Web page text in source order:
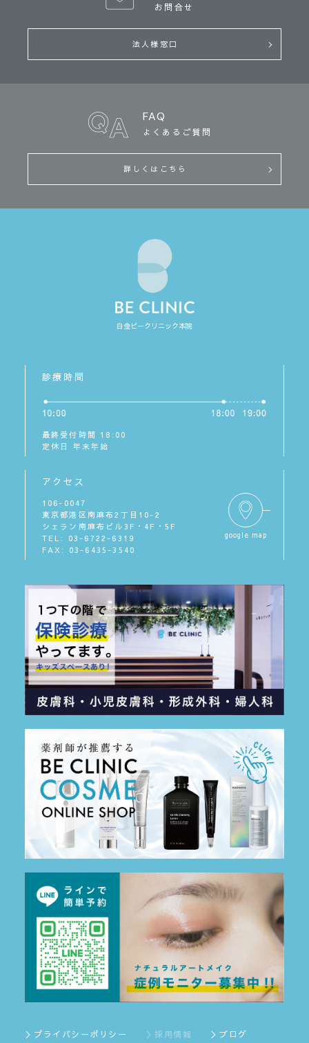
お問合せ
法人様窓口
FAQ
よくあるご質問
詳しくはこちら
白金ビークリニック本院
診療時間
最終受付時間 18:00
定休日 年末年始
アクセス
106-0047
東京都港区南麻布2丁目10-2
シェラン南麻布ビル3F・4F・5F
TEL: 03-6722-6319
FAX: 03-6435-3540
google map
＞プライバシーポリシー ＞採用情報 ＞ブログ